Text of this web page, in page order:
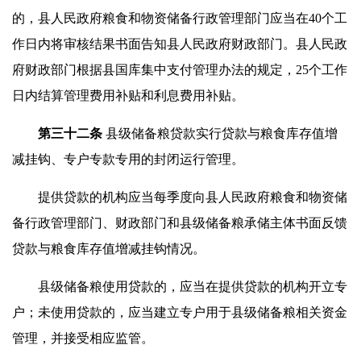
的，县人民政府粮食和物资储备行政管理部门应当在40个工
作日内将审核结果书面告知县人民政府财政部门。县人民政
府财政部门根据县国库集中支付管理办法的规定，25个工作
日内结算管理费用补贴和利息费用补贴。
第三十二条 县级储备粮贷款实行贷款与粮食库存值增
减挂钩、专户专款专用的封闭运行管理。
提供贷款的机构应当每季度向县人民政府粮食和物资储
备行政管理部门、财政部门和县级储备粮承储主体书面反馈
贷款与粮食库存值增减挂钩情况。
县级储备粮使用贷款的，应当在提供贷款的机构开立专
户；未使用贷款的，应当建立专户用于县级储备粮相关资金
管理，并接受相应监管。